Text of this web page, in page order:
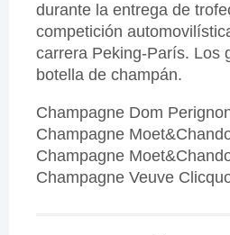
durante la entrega de
competición
carrera Peking-París. Los
botella de champán.
Champagne Dom
Champagne
Champagne
Champagne Veuve